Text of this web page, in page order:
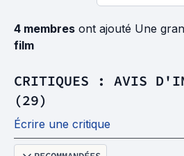
4 membres ont ajouté Une
film
CRITIQUES : AVIS
(29)
Écrire une critique